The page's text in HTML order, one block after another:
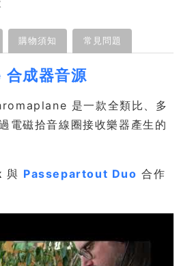
購物須知 常見問題
成器音源
是一款全類比、多
電磁拾音線圈接收樂器產生的
與 Passepartout Duo 合作